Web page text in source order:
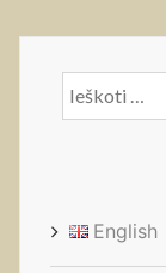
Ieškoti:
English